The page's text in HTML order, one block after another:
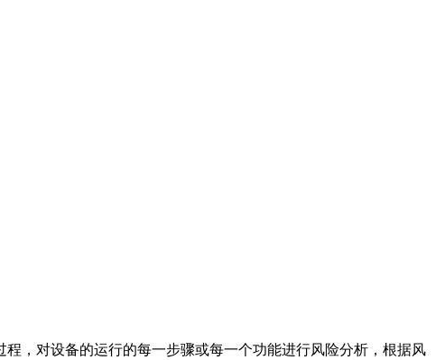
，对设备的运行的每一步骤或每一个功能进行风险分析，根据风